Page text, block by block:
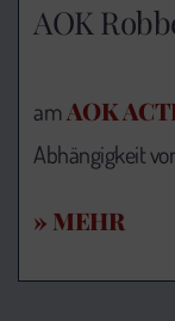
AOK
amAOK
Abhängigkeit
» MEHR